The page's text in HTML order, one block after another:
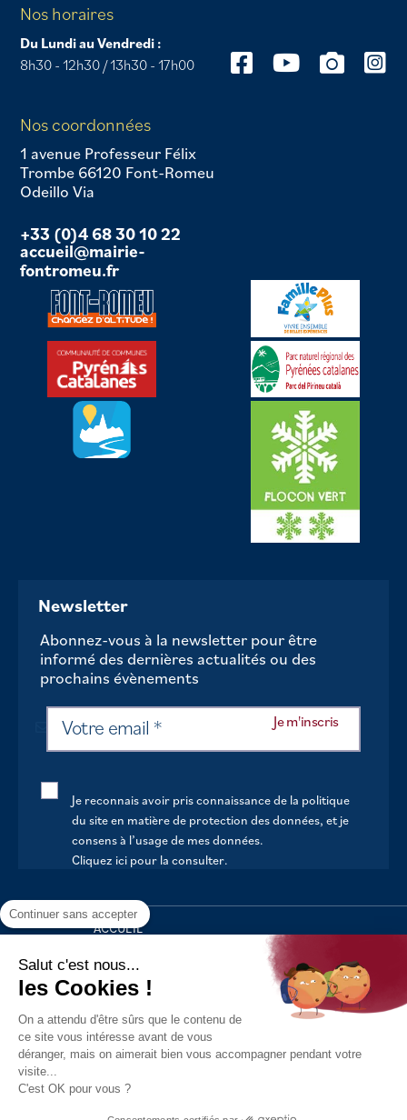
Nos horaires
Du Lundi au Vendredi :
8h30 - 12h30 / 13h30 - 17h00
Nos coordonnées
1 avenue Professeur Félix
Trombe 66120 Font-Romeu
Odeillo Via
+33 (0)4 68 30 10 22
accueil@mairie-
fontromeu.fr
Newsletter
Abonnez-vous à la newsletter pour être
informé des dernières actualités ou des
prochains évènements
Je reconnais avoir pris connaissance de la politique
du site en matière de protection des données, et je
consens à l’usage de mes données.
Cliquez ici pour la consulter.
ACCUEIL
VOTRE MAIRIE
VOTRE QUOTIDIEN
AU FIL DE LA VIE
LOISIRS
S’INFORMER
Continuer sans accepter
Salut c'est nous...
les Cookies !
On a attendu d'être sûrs que le contenu de
ce site vous intéresse avant de vous
déranger, mais on aimerait bien vous accompagner pendant votre
visite...
C'est OK pour vous ?